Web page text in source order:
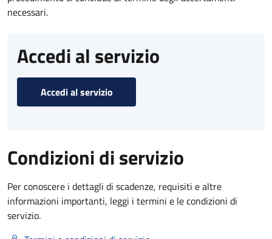
necessari.
Accedi al servizio
Accedi al servizio
Condizioni di servizio
Per conoscere i dettagli di scadenze, requisiti e altre
informazioni importanti, leggi i termini e le condizioni di
servizio.